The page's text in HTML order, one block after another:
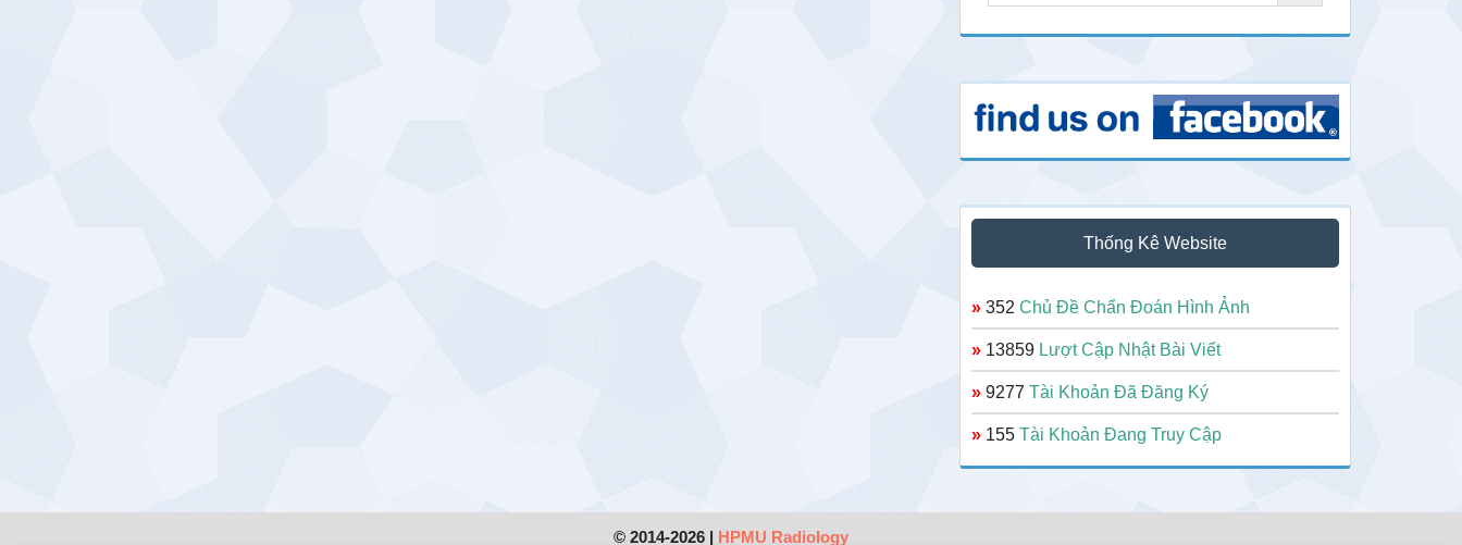
Thống Kê Website
» 352 Chủ Đề Chẩn Đoán Hình Ảnh
» 13859 Lượt Cập Nhật Bài Viết
» 9277 Tài Khoản Đã Đăng Ký
» 155 Tài Khoản Đang Truy Cập
© 2014-2026 | HPMU Radiology